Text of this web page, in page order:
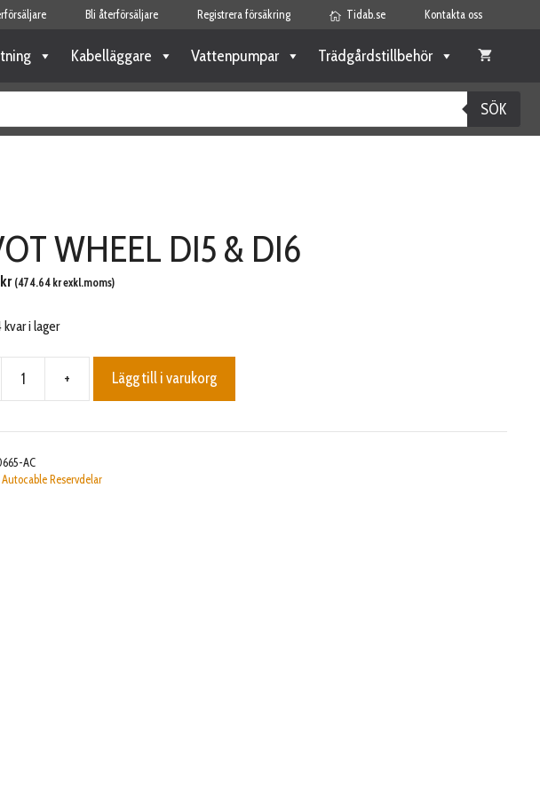
Bli återförsäljare Registrera försäkring Tidab.se Kontakta oss
Kabelläggare Vattenpumpar Trädgårdstillbehör
SÖK
WHEEL DI5 & DI6
kr (474.64 krexkl.moms)
kvar i lager
+ Lägg till i varukorg
AC
Autocable Reservdelar